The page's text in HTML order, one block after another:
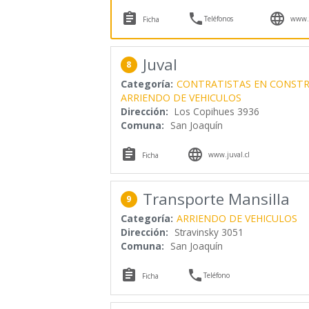
 Ficha Teléfonos 
8 Juval
Categoría: CONTRATISTAS EN
ARRIENDO DE VEHICULOS
Dirección: Los Copihues 3936
Comuna: San Joaquín
 Ficha  www.juval.cl
9 Transporte Mansilla
Categoría: ARRIENDO DE VEHICULOS
Dirección: Stravinsky 3051
Comuna: San Joaquín
 Ficha Teléfono